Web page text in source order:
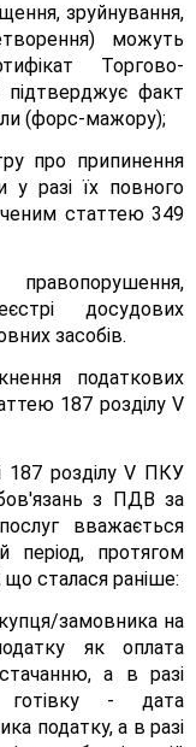
зруйнування,
можуть
Торгово-
підтверджує факт
(форс-мажору);
про припинення
у разі їх повного
статтею 349
досудових
засобів.
податкових
187 розділу V
187 розділу V ПКУ
з ПДВ за
вважається
період, протягом
що сталася раніше:
замовника на
як оплата
а в разі
готівку - дата
податку, а в разі